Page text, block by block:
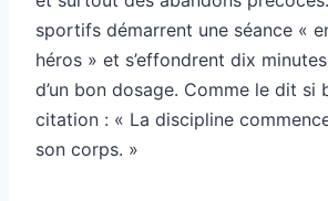
sportifs démarrent une séance «
héros » et s’effondrent dix
d’un bon dosage. Comme le dit si
citation : « La discipline
son corps. »